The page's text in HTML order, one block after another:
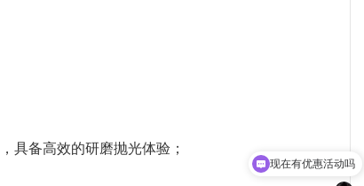
具备高效的研磨抛光体验；
可以介绍下你们的产品么
现在有优惠活动吗